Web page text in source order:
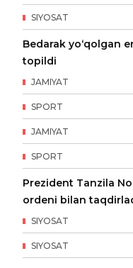
SIYOSAT
Bedarak yo‘qolgan
topildi
JAMIYAT
SPORT
JAMIYAT
SPORT
Prezident Tanzila
ordeni bilan
SIYOSAT
SIYOSAT